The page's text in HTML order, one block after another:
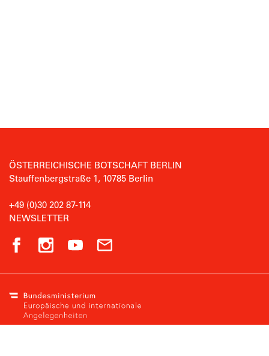
ÖSTERREICHISCHE BOTSCHAFT BERLIN
Stauffenbergstraße 1, 10785 Berlin
+49 (0)30 202 87-114
NEWSLETTER